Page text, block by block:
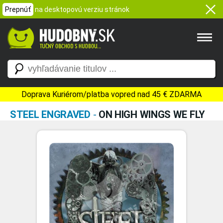
Prepnúť na desktopovú verziu stránok
Doprava Kuriérom/platba vopred nad 45 € ZDARMA
STEEL ENGRAVED - ON HIGH WINGS WE FLY